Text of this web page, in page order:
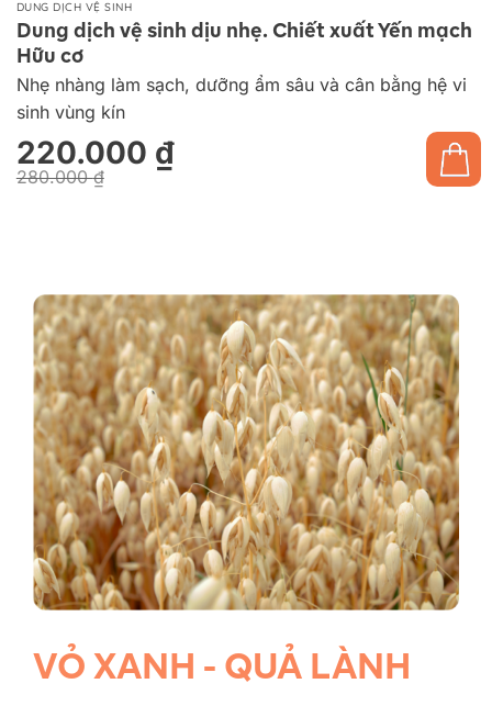
DUNG DỊCH VỆ SINH
Dung dịch vệ sinh dịu nhẹ. Chiết xuất Yến mạch
Hữu cơ
Nhẹ nhàng làm sạch, dưỡng ẩm sâu và cân bằng hệ vi
sinh vùng kín
280.000₫
220.000 ₫
VỎ XANH - QUẢ LÀNH